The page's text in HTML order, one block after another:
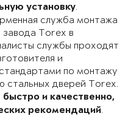
установку.
служба монтажа
завода Torex в
службы проходят
и
по монтажу
стальных дверей Torex.
и качественно,
рекомендаций.